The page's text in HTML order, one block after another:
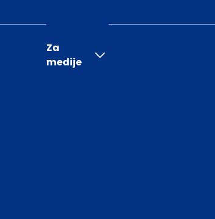
Za
medije